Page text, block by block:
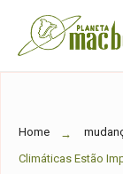
Skip
to
Home
Climáticas Estão